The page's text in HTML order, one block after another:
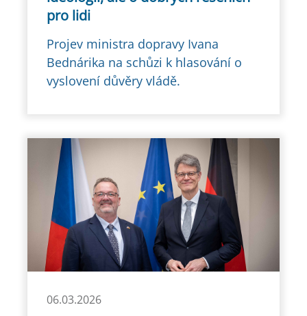
pro lidi
Projev ministra dopravy Ivana
Bednárika na schůzi k hlasování o
vyslovení důvěry vládě.
06.03.2026